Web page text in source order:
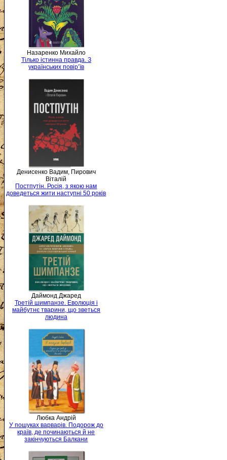
Назаренко Михайло
Тілько істинна правда. З
українських повір’їв
Денисенко Вадим, Пирович
Віталій
Постпутін. Росія, з якою нам
доведеться жити наступні 50 років
Даймонд Джаред
Третій шимпанзе. Еволюція і
майбутнє тварини, що зветься
людина
Любка Андрій
У пошуках варварів. Подорож до
країв, де починаються й не
закінчуються Балкани